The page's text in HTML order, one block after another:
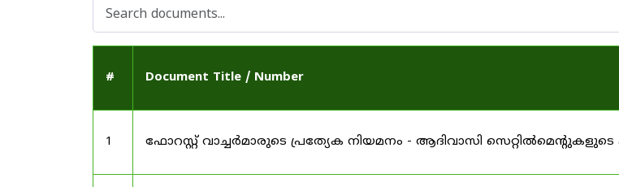
# Document Title / Number
1 ഫോറസ്റ്റ് വാച്ചർമാരുടെ പ്രത്യേക നിയമനം - ആദിവാസി സെറ്റിൽമെന്റുകളുടെ